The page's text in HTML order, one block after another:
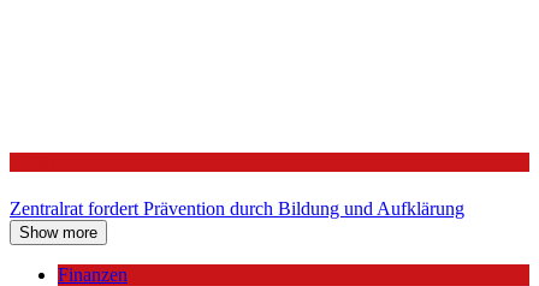
Zentralrat fordert Prävention durch Bildung und Aufklärung
Show more
Finanzen